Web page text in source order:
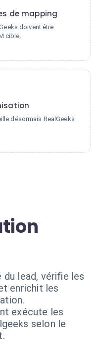
de mapping
doivent être
cible.
désormais RealGeeks
du lead, vérifie les
enrichit les
exécute les
selon le